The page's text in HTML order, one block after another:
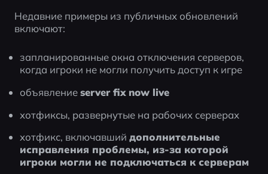
Недавние примеры из публичных обновлений
включают:
запланированные окна отключения серверов,
когда игроки не могли получить доступ к игре
объявление server fix now live
хотфиксы, развернутые на рабочих серверах
хотфикс, включавший дополнительные
исправления проблемы, из-за которой
игроки могли не подключаться к серверам